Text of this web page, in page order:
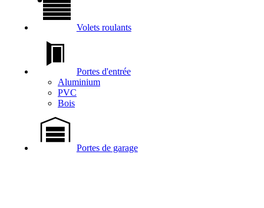
Volets roulants
Portes d'entrée
Aluminium
PVC
Bois
Portes de garage